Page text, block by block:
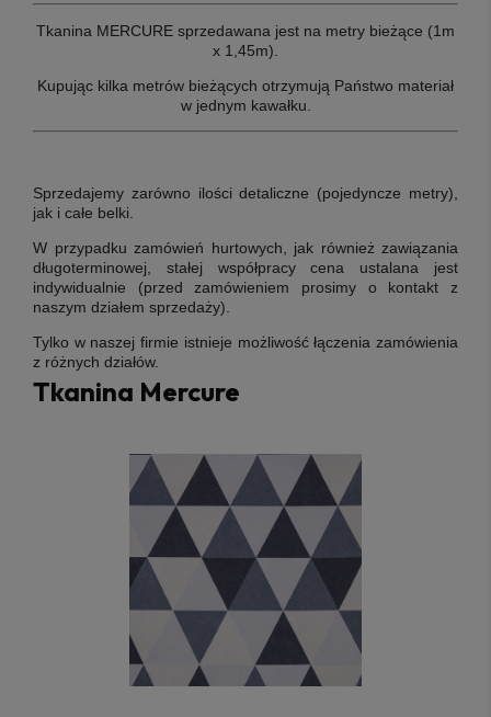
Tkanina MERCURE sprzedawana jest na metry bieżące (1m
x 1,45m).
Kupując kilka metrów bieżących otrzymują Państwo materiał
w jednym kawałku.
Sprzedajemy zarówno ilości detaliczne (pojedyncze metry),
jak i całe belki.
W przypadku zamówień hurtowych, jak również zawiązania
długoterminowej, stałej współpracy cena ustalana jest
indywidualnie (przed zamówieniem prosimy o kontakt z
naszym działem sprzedaży).
Tylko w naszej firmie istnieje możliwość łączenia zamówienia
z różnych działów.
Tkanina Mercure